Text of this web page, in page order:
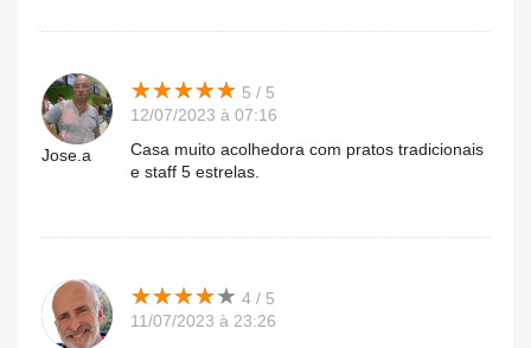
Jose.a
★★★★★
★★★★★ 5 / 5
12/07/2023 à 07:16
Casa muito acolhedora com pratos tradicionais
e staff 5 estrelas.
★★★★★
★★★★★ 4 / 5
11/07/2023 à 23:26